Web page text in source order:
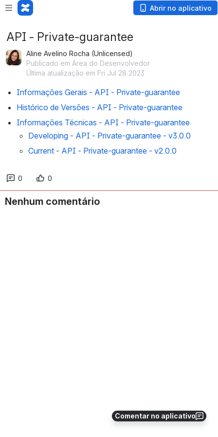
Abrir no aplicativo
Comentar no aplicativo
API - Private-guarantee
Aline Avelino Rocha (Unlicensed)
Publicado em Área do Desenvolvedor
Última atualização em Fri Jul 28 2023
Informações Gerais - API - Private-guarantee
Histórico de Versões - API - Private-guarantee
Informações Técnicas - API - Private-guarantee
Developing - API - Private-guarantee - v3.0.0
Current - API - Private-guarantee - v2.0.0
0 0
Nenhum comentário